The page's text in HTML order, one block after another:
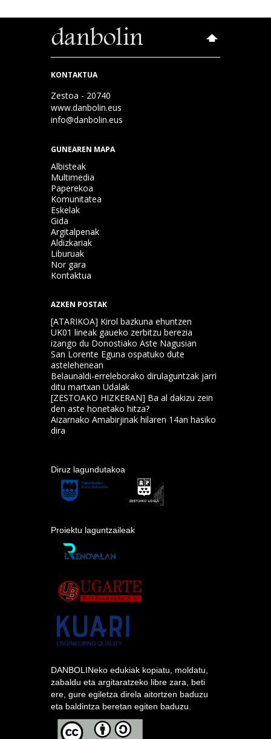
KONTAKTUA
Zestoa - 20740
www.danbolin.eus
info@danbolin.eus
GUNEAREN MAPA
Albisteak
Multimedia
Paperekoa
Komunitatea
Eskelak
Gida
Argitalpenak
Aldizkariak
Liburuak
Nor gara
Kontaktua
AZKEN POSTAK
[ATARIKOA] Kirol bazkuna ehuntzen
UK01 lineak gaueko zerbitzu berezia
izango du Donostiako Aste Nagusian
San Lorente Eguna ospatuko dute
astelehenean
Belaunaldi-erreleborako dirulaguntzak jarri
ditu martxan Udalak
[ZESTOAKO HIZKERAN] Ba al dakizu zein
den aste honetako hitza?
Aizarnako Amabirjinak hilaren 14an hasiko
dira
Diruz lagundutakoa
Proiektu laguntzaileak
DANBOLINeko edukiak kopiatu, moldatu,
zabaldu eta argitaratzeko libre zara, beti
ere, gure egiletza direla aitortzen baduzu
eta baldintza beretan egiten baduzu.